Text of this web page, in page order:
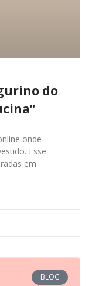
do
onde
Esse
em
BLOG